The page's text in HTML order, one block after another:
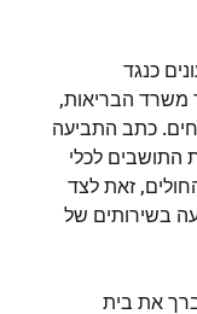
כנגד
משרד הבריאות,
כתב התביעה
התושבים לכלי
זאת לצד
בשירותים של
את בית